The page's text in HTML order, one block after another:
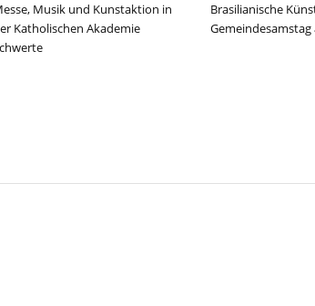
Musik und Kunstaktion in
Katholischen Akademie
Brasilianische
Gemeindesamstag